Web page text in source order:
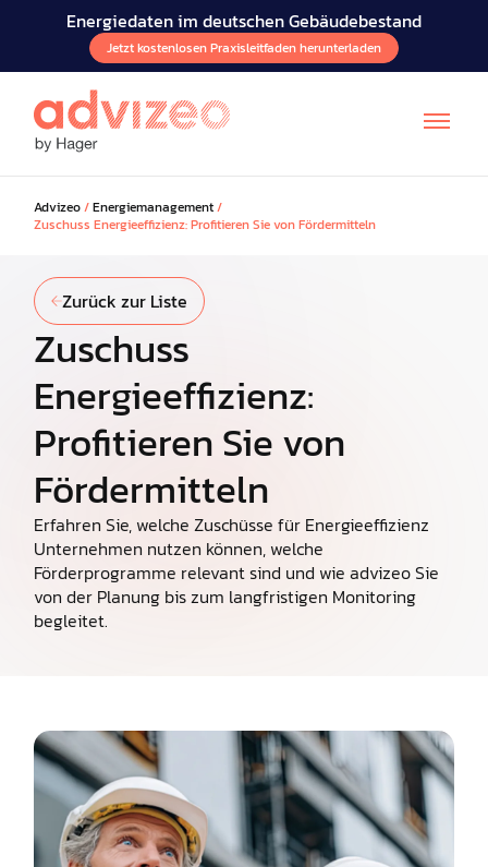
Energiedaten im deutschen Gebäudebestand
Jetzt kostenlosen Praxisleitfaden herunterladen
Advizeo/Energiemanagement/
Zuschuss Energieeffizienz: Profitieren Sie von Fördermitteln
Zurück zur Liste
Zuschuss
Energieeffizienz:
Profitieren Sie von
Fördermitteln
Erfahren Sie, welche Zuschüsse für Energieeffizienz
Unternehmen nutzen können, welche
Förderprogramme relevant sind und wie advizeo Sie
von der Planung bis zum langfristigen Monitoring
begleitet.